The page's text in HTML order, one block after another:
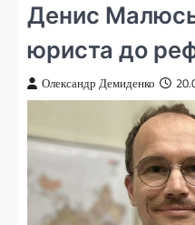
Денис
юриста до
Олександр Демиденко